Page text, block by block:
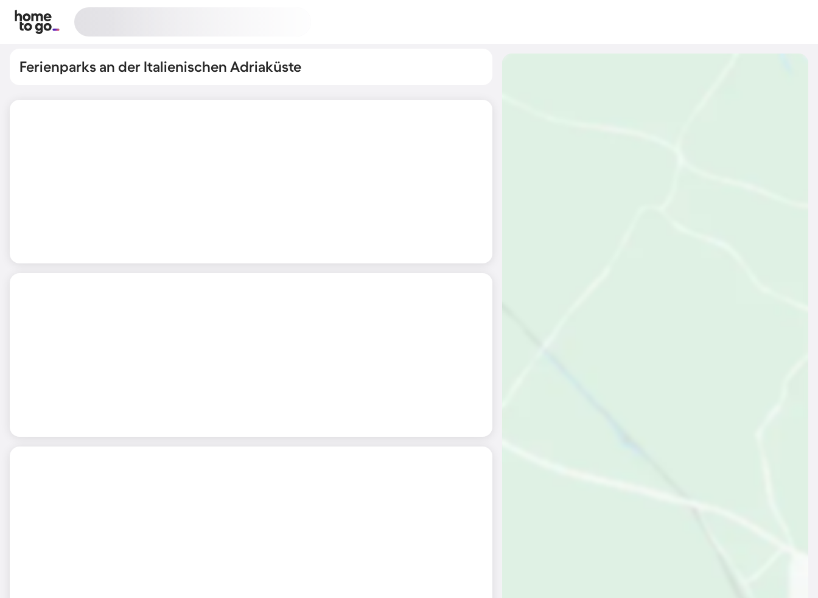
Ferienparks an der Italienischen Adriaküste